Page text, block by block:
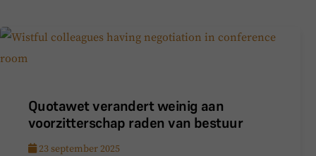
Quotawet verandert weinig aan
voorzitterschap raden van bestuur
23 september 2025